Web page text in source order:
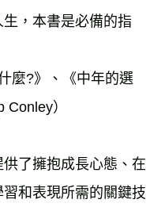
，本書是必備的指
麼?》、《中年的選
）
了擁抱成長心態、在
和表現所需的關鍵技